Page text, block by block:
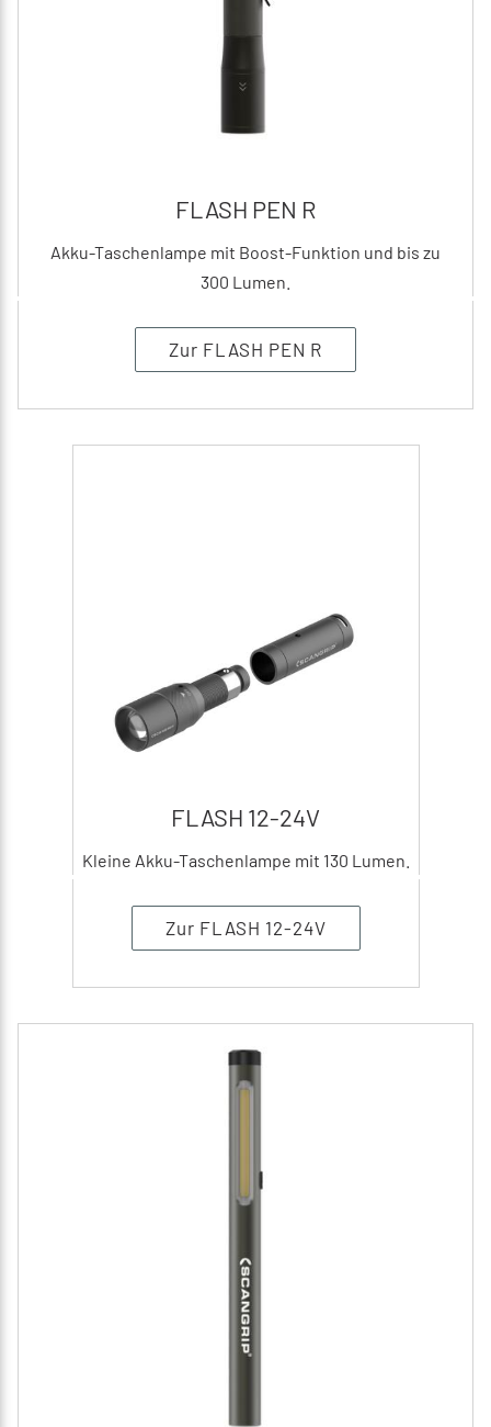
FLASH PEN R
Akku-Taschenlampe mit Boost-Funktion und bis zu
300 Lumen.
Zur FLASH PEN R
FLASH 12-24V
Kleine Akku-Taschenlampe mit 130 Lumen.
Zur FLASH 12-24V